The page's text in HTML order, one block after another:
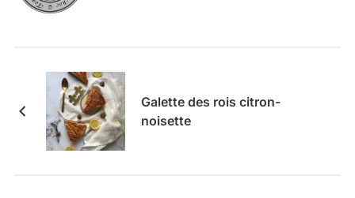
Galette des rois citron-
noisette